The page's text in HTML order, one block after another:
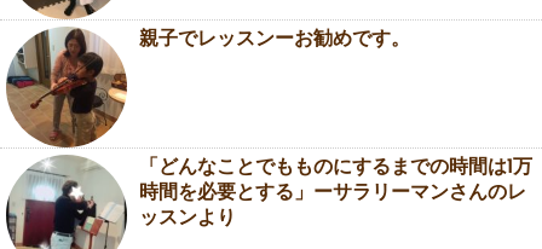
親子でレッスンーお勧めです。
「どんなことでもものにするまでの時間は1万
時間を必要とする」ーサラリーマンさんのレ
ッスンより